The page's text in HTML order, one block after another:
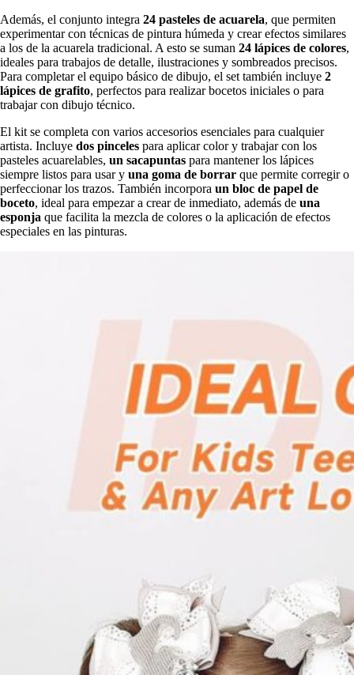
Además, el conjunto integra 24 pasteles de acuarela, que permiten
experimentar con técnicas de pintura húmeda y crear efectos similares
a los de la acuarela tradicional. A esto se suman 24 lápices de colores,
ideales para trabajos de detalle, ilustraciones y sombreados precisos.
Para completar el equipo básico de dibujo, el set también incluye 2
lápices de grafito, perfectos para realizar bocetos iniciales o para
trabajar con dibujo técnico.
El kit se completa con varios accesorios esenciales para cualquier
artista. Incluye dos pinceles para aplicar color y trabajar con los
pasteles acuarelables, un sacapuntas para mantener los lápices
siempre listos para usar y una goma de borrar que permite corregir o
perfeccionar los trazos. También incorpora un bloc de papel de
boceto, ideal para empezar a crear de inmediato, además de una
esponja que facilita la mezcla de colores o la aplicación de efectos
especiales en las pinturas.